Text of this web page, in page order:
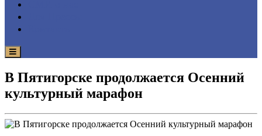
В Пятигорске продолжается Осенний
культурный марафон